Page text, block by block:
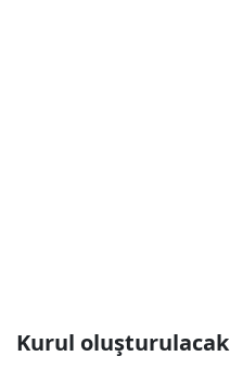
Kurul oluşturulacak